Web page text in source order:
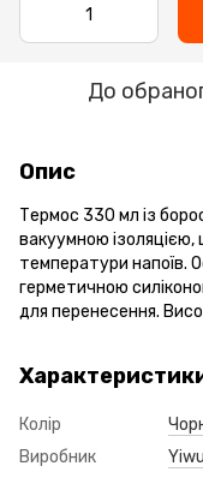
До
Опис
Термос 330 мл із
вакуумною
температури напоїв.
герметичною
для перенесення.
Колір
Виробник
Yiwu